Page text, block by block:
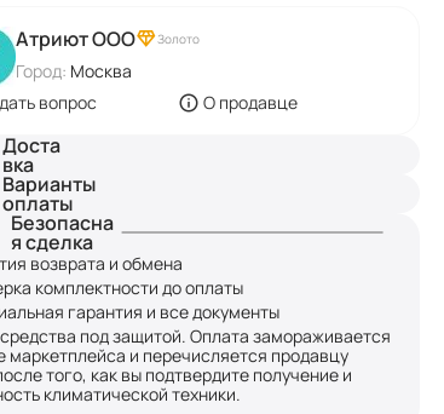
Атриют ООО Золото
Город: Москва
вопрос
О продавце
Доста
вка
Варианты
оплаты
Безопасна
я сделка
возврата и обмена
комплектности до оплаты
гарантия и все документы
под защитой. Оплата замораживается
маркетплейса и перечисляется продавцу
того, как вы подтвердите получение и
климатической техники.